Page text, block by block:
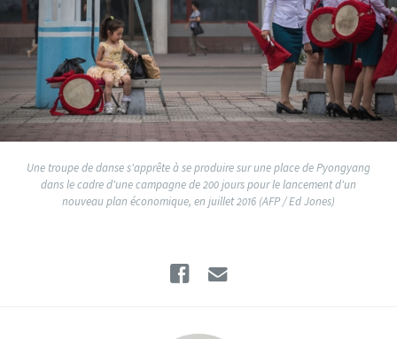
Une troupe de danse s'apprête à se produire sur une place de Pyongyang
dans le cadre d'une campagne de 200 jours pour le lancement d'un
nouveau plan économique, en juillet 2016 (AFP / Ed Jones)
Facebook